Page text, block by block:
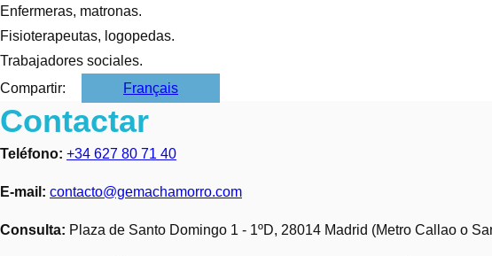
Enfermeras, matronas.
Fisioterapeutas, logopedas.
Trabajadores sociales.
Français
Contactar
Teléfono: +34 627 80 71 40
E-mail: contacto@gemachamorro.com
Consulta: Plaza de Santo Domingo 1 - 1ºD, 28014 Madrid (Metro Callao o